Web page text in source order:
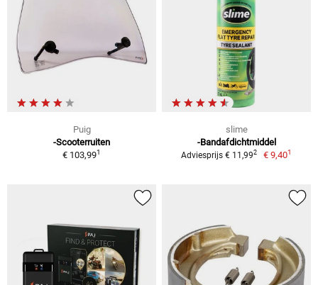
Puig
-Scooterruiten
€ 103,991
slime
-Bandafdichtmiddel
Adviesprijs € 11,992 € 9,401